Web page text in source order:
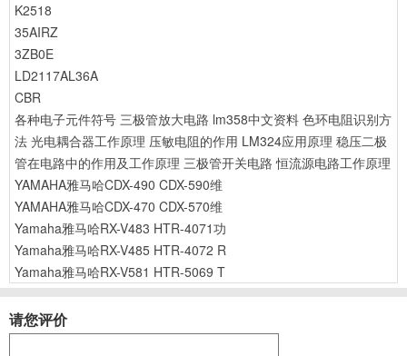
K2518
35AIRZ
3ZB0E
LD2117AL36A
CBR
各种电子元件符号 三极管放大电路 lm358中文资料 色环电阻识别方
法 光电耦合器工作原理 压敏电阻的作用 LM324应用原理 稳压二极
管在电路中的作用及工作原理 三极管开关电路 恒流源电路工作原理
YAMAHA雅马哈CDX-490 CDX-590维
YAMAHA雅马哈CDX-470 CDX-570维
Yamaha雅马哈RX-V483 HTR-4071功
Yamaha雅马哈RX-V485 HTR-4072 R
Yamaha雅马哈RX-V581 HTR-5069 T
请您评价